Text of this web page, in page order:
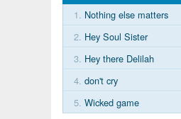
1. Nothing else matters
2. Hey Soul Sister
3. Hey there Delilah
4. don't cry
5. Wicked game